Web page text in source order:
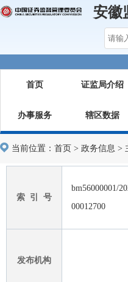
安徽
首页 证监局介绍
办事服务 辖区数据
当前位置： 首页 > 政务信息 >
索 引 号
bm56000001/
00012700
发布机构